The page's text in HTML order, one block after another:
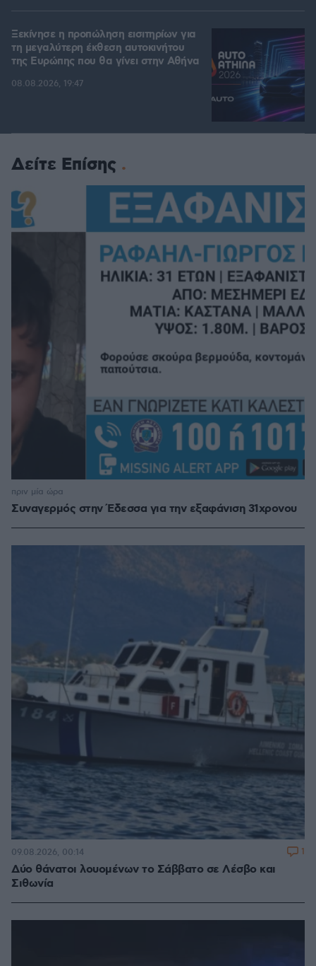
Ξεκίνησε η προπώληση εισιτηρίων για
τη μεγαλύτερη έκθεση αυτοκινήτου
της Ευρώπης που θα γίνει στην Αθήνα
08.08.2026, 19:47
Δείτε Επίσης
Συναγερμός στην Έδεσσα για την εξαφάνιση 31χρονου
πριν μία ώρα
Δύο θάνατοι λουομένων το Σάββατο σε Λέσβο και
Σιθωνία
09.08.2026, 00:14 1